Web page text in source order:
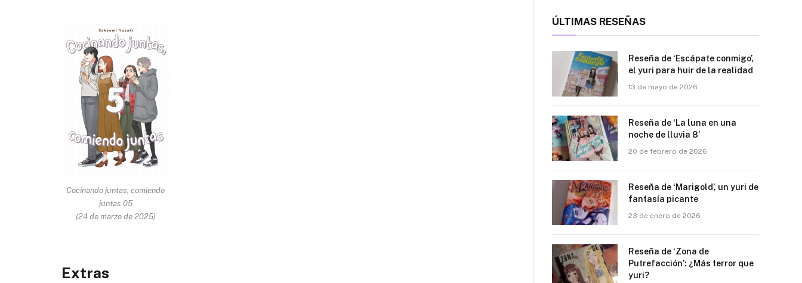
Cocinando juntas, comiendo
juntas 05
(24 de marzo de 2025)
Extras
ÚLTIMAS RESEÑAS
Reseña de ‘Escápate conmigo’,
el yuri para huir de la realidad
13 de mayo de 2026
Reseña de ‘La luna en una
noche de lluvia 8’
20 de febrero de 2026
Reseña de ‘Marigold’, un yuri de
fantasía picante
23 de enero de 2026
Reseña de ‘Zona de
Putrefacción’: ¿Más terror que
yuri?